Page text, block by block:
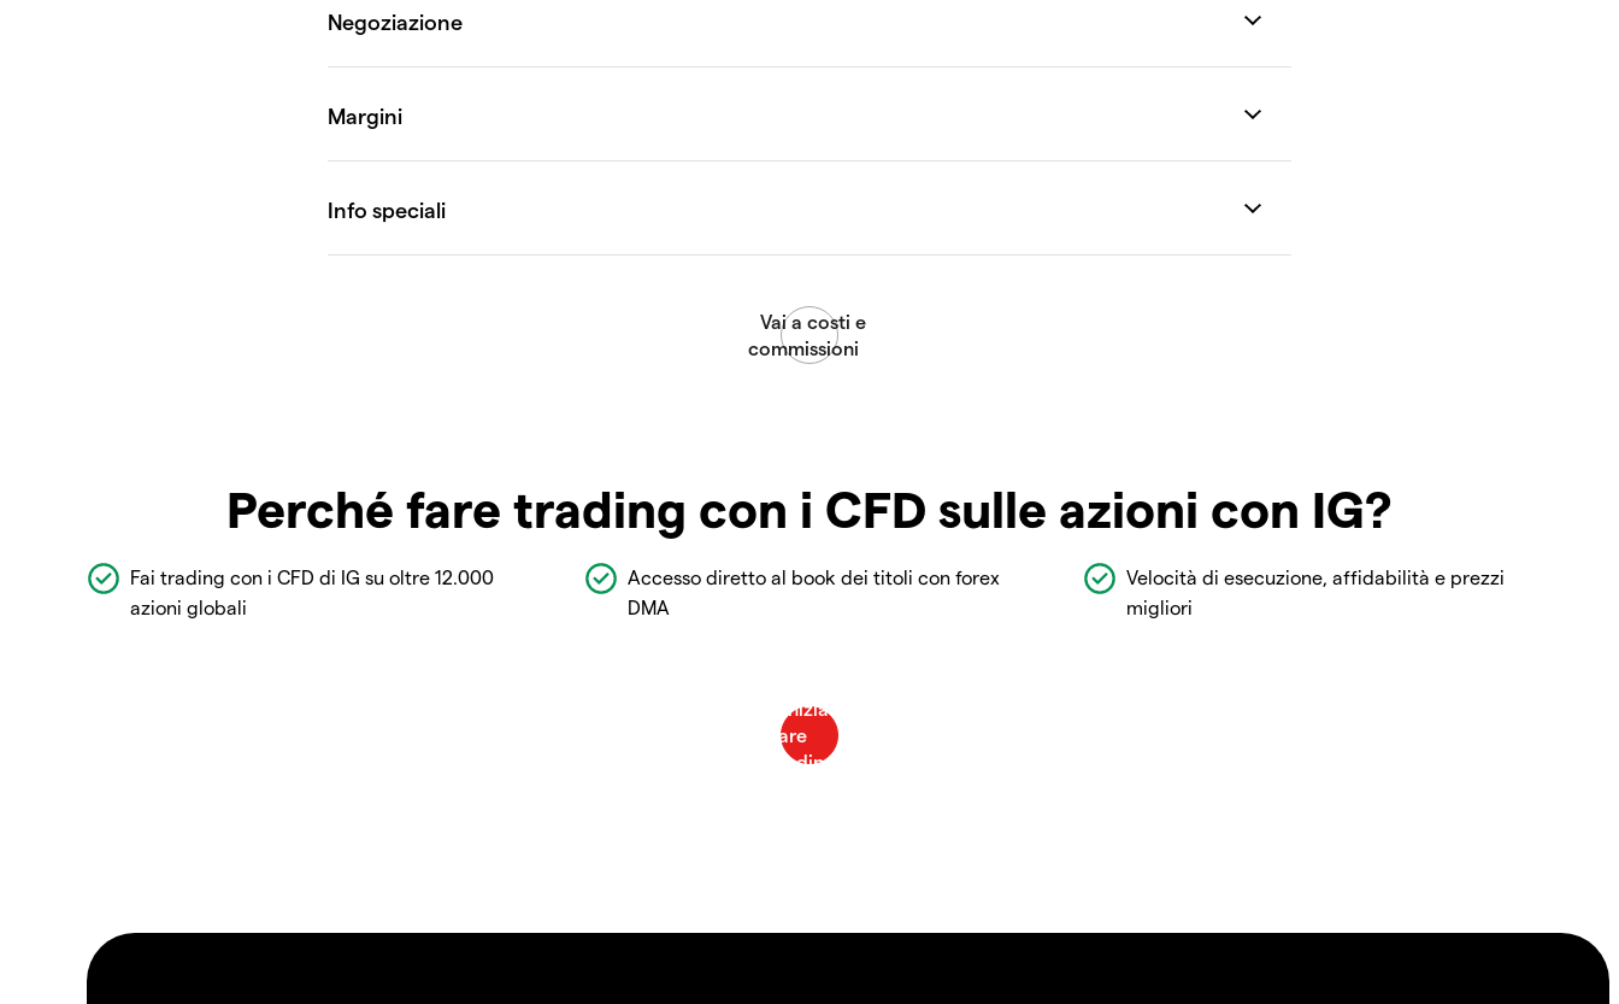
Perché fare trading con i CFD sulle azioni con IG?
Fai trading con i CFD di IG su oltre 12.000
azioni globali
Accesso diretto al book dei titoli con forex
DMA
Velocità di esecuzione, affidabilità e prezzi
migliori